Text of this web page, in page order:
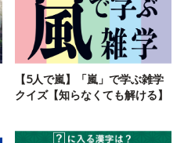
【5人で嵐】「嵐」で学ぶ雑学
クイズ【知らなくても解ける】